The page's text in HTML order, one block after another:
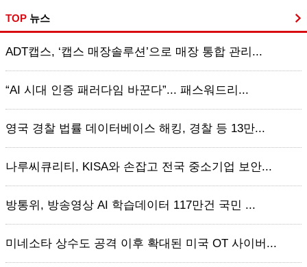
TOP 뉴스
ADT캡스, ‘캡스 매장솔루션’으로 매장 통합 관리...
“AI 시대 인증 패러다임 바꾼다”... 패스워드리...
영국 경찰 법률 데이터베이스 해킹, 경찰 등 13만...
나루씨큐리티, KISA와 손잡고 전국 중소기업 보안...
방통위, 방송영상 AI 학습데이터 117만건 국민 ...
미네소타 상수도 공격 이후 확대된 미국 OT 사이버...